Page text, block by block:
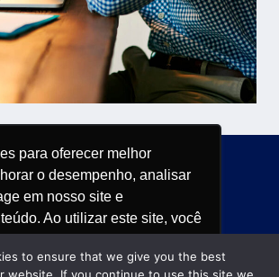
para oferecer melhor
o desempenho, analisar
em nosso site e
Ao utilizar este site, você
to ensure that we give you the best